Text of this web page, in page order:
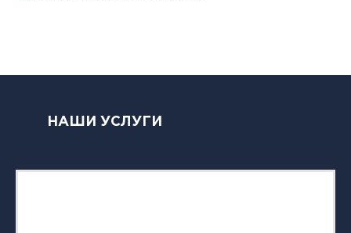
НАШИ УСЛУГИ